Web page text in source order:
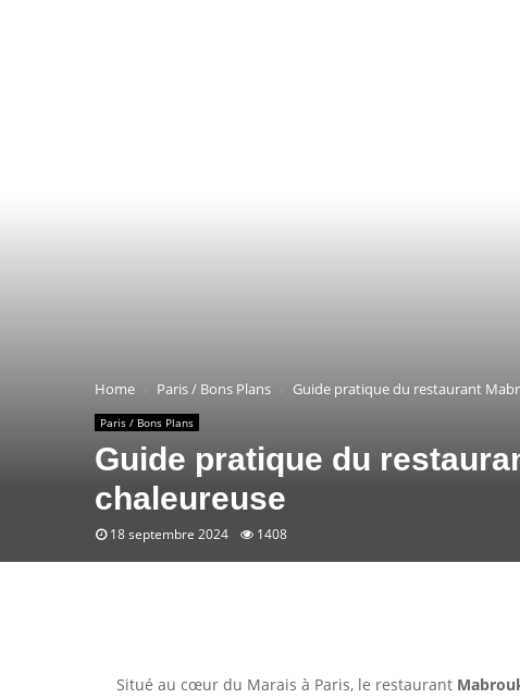
Home Paris / Bons Plans Guide pratique du restaurant
Paris / Bons Plans
Guide pratique du
chaleureuse
18 septembre 2024 1408
Situé au cœur du Marais à Paris, le restaurant